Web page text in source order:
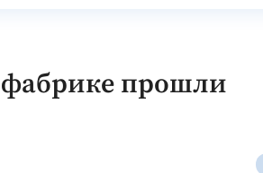
фабрике прошли